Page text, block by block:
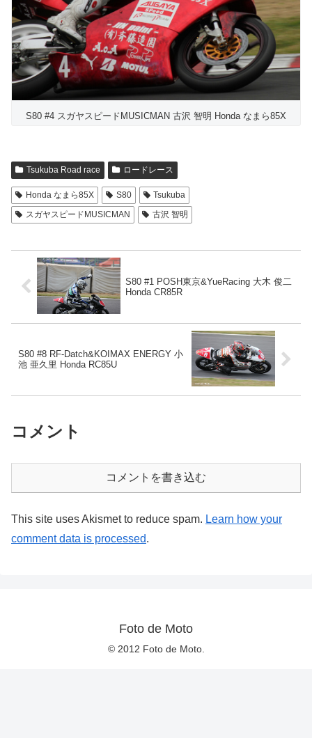
S80 #4 スガヤスピードMUSICMAN 古沢 智明 Honda なまら85X
Tsukuba Road race ロードレース
Honda なまら85X S80
Tsukuba
スガヤスピードMUSICMAN
古沢 智明
S80 #1 POSH東京&YueRacing 大木 俊二
Honda CR85R
S80 #8 RF-Datch&KOIMAX ENERGY 小
池 亜久里 Honda RC85U
コメント
コメントを書き込む
This site uses Akismet to reduce spam. Learn how your
comment data is processed.
Foto de Moto
© 2012 Foto de Moto.